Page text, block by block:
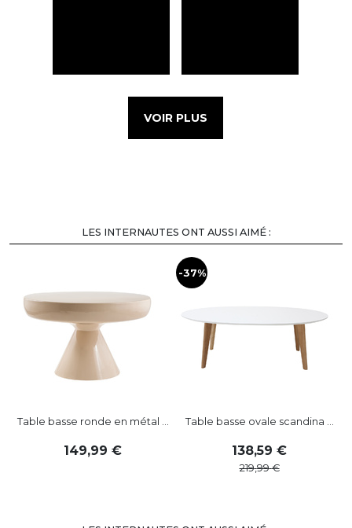
VOIR PLUS
LES INTERNAUTES ONT AUSSI AIMÉ :
Table basse ronde en métal ...
149,99
-37%
Table basse ovale scandina ...
138,59
219,99